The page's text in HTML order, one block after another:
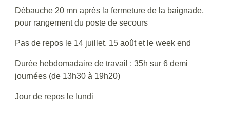
Débauche 20 mn après la fermeture de la baignade,
pour rangement du poste de secours
Pas de repos le 14 juillet, 15 août et le week end
Durée hebdomadaire de travail : 35h sur 6 demi
journées (de 13h30 à 19h20)
Jour de repos le lundi